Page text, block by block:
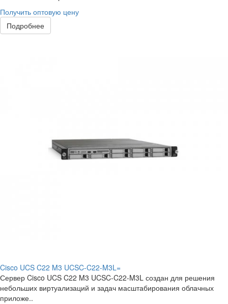
Получить оптовую цену
Подробнее
Cisco UCS C22 M3 UCSC-C22-M3L=
Сервер Cisco UCS C22 M3 UCSC-C22-M3L создан для решения
небольших виртуализаций и задач масштабирования облачных
приложе..